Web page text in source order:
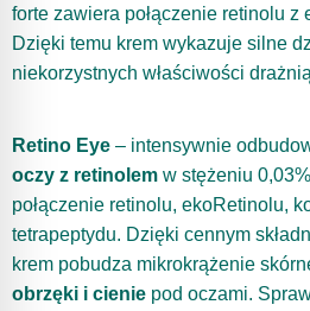
forte zawiera połączenie retinolu z
Dzięki temu krem wykazuje silne
niekorzystnych właściwości
Retino Eye – intensywnie
oczy z retinolem w stężeniu
połączenie retinolu, ekoRetinolu,
tetrapeptydu. Dzięki cennym
krem pobudza mikrokrążenie
obrzęki i cienie pod oczami.